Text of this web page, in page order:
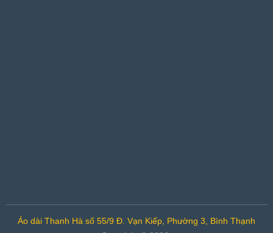
Áo dài Thanh Hà số 55/9 Đ. Vạn Kiếp, Phường 3, Bình Thạnh